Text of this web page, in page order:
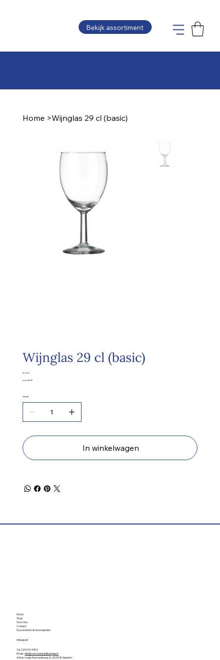
Bekijk assortiment
Home >Wijnglas 29 cl (basic)
Wijnglas 29 cl (basic)
Prijs
€ 0,30
excl. BTW
Aantal
In winkelwagen
Home
Shop
Over Ons
Contact
Documenten & Voorwaarden
Instagram
Tel. 023 533 3182
Email.info@verhuurbedrijfhangjas.nl
Adres. Izaäk Enschedéweg 31, 2031CR, Haarlem